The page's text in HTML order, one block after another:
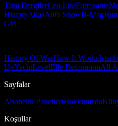
Tüm DergilerCeo LifeFormsante
HistoryAtlasAuto ShowB-Mag
Girl
History Of WarHow It Works
UpYachtLevelElle DecorationAll
Sayfalar
Abonelik PaketleriHakkımızda
Koşullar